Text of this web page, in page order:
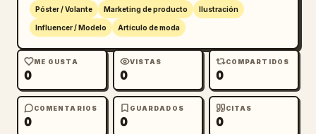
Póster / Volante Marketing de producto Ilustración
Influencer / Modelo Artículo de moda
ME GUSTA
0
VISTAS
0
COMPARTIDOS
0
COMENTARIOS
0
GUARDADOS
0
CITAS
0